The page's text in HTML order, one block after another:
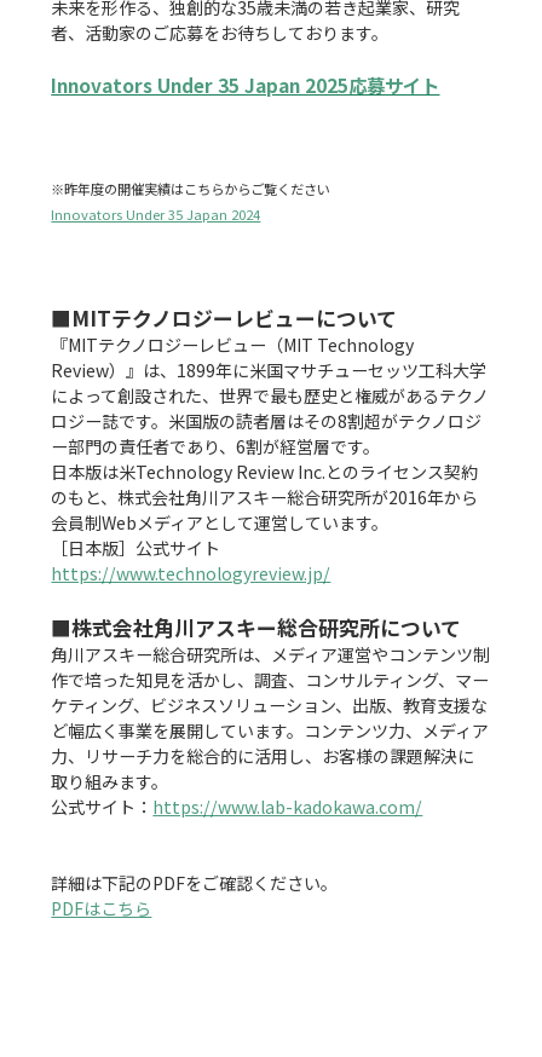
未来を形作る、独創的な35歳未満の若き起業家、研究
者、活動家のご応募をお待ちしております。
Innovators Under 35 Japan 2025応募サイト
Innovators Under 35 Japan 2024
■MITテクノロジーレビューについて
『MITテクノロジーレビュー（MIT Technology
Review）』は、1899年に米国マサチューセッツ工科大学
によって創設された、世界で最も歴史と権威があるテクノ
ロジー誌です。米国版の読者層はその8割超がテクノロジ
ー部門の責任者であり、6割が経営層です。
日本版は米Technology Review Inc.とのライセンス契約
のもと、株式会社角川アスキー総合研究所が2016年から
会員制Webメディアとして運営しています。
https://www.technologyreview.jp/
■株式会社角川アスキー総合研究所について
角川アスキー総合研究所は、メディア運営やコンテンツ制
作で培った知見を活かし、調査、コンサルティング、マー
ケティング、ビジネスソリューション、出版、教育支援な
ど幅広く事業を展開しています。コンテンツ力、メディア
力、リサーチ力を総合的に活用し、お客様の課題解決に
取り組みます。
公式サイト： https://www.lab-kadokawa.com/
PDFはこちら